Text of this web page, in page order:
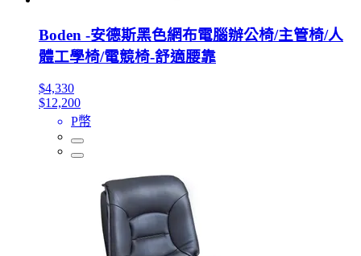
Boden -安德斯黑色網布電腦辦公椅/主管椅/人
體工學椅/電競椅-舒適腰靠
$4,330
$12,200
P幣